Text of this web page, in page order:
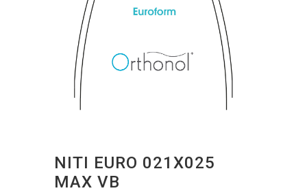
NITI EURO 021X025
MAX VB